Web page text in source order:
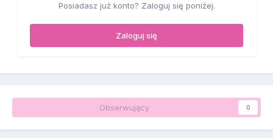
Posiadasz już konto? Zaloguj się poniżej.
Zaloguj się
Obserwujący 0